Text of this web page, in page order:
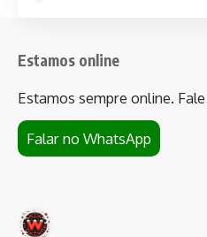
Estamos online
Estamos sempre online.
Falar no WhatsApp